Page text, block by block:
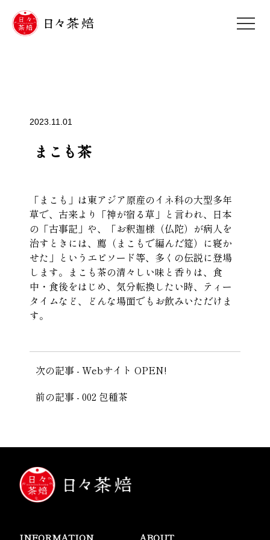
2023.11.01
まこも茶
「まこも」は東アジア原産のイネ科の大型多年
草で、古来より「神が宿る草」と言われ、日本
の「古事記」や、「お釈迦様（仏陀）が病人を
治すときには、薦（まこもで編んだ筵）に寝か
せた」というエピソード等、多くの伝説に登場
します。まこも茶の清々しい味と香りは、食
中・食後をはじめ、気分転換したい時、ティー
タイムなど、どんな場面でもお飲みいただけま
す。
前
の
事
へ
の
ン
前の記事 - 002 包種茶
次の記事 - Webサイト OPEN!